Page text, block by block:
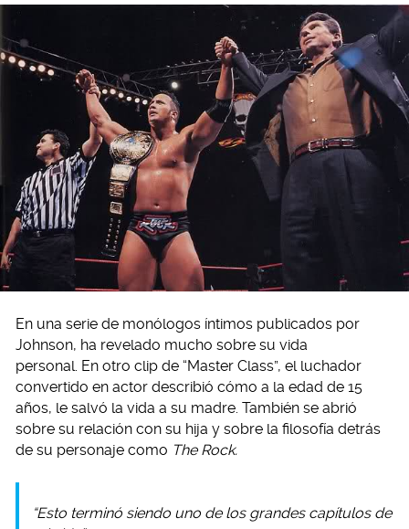
En una serie de monólogos íntimos publicados por
Johnson, ha revelado mucho sobre su vida
personal. En otro clip de “Master Class”, el luchador
convertido en actor describió cómo a la edad de 15
años, le salvó la vida a su madre. También se abrió
sobre su relación con su hija y sobre la filosofía detrás
de su personaje como The Rock.
“Esto terminó siendo uno de los grandes capítulos de